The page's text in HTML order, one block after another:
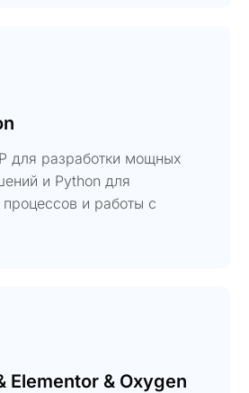
для разработки мощных
и Python для
и работы с
Elementor & Oxygen